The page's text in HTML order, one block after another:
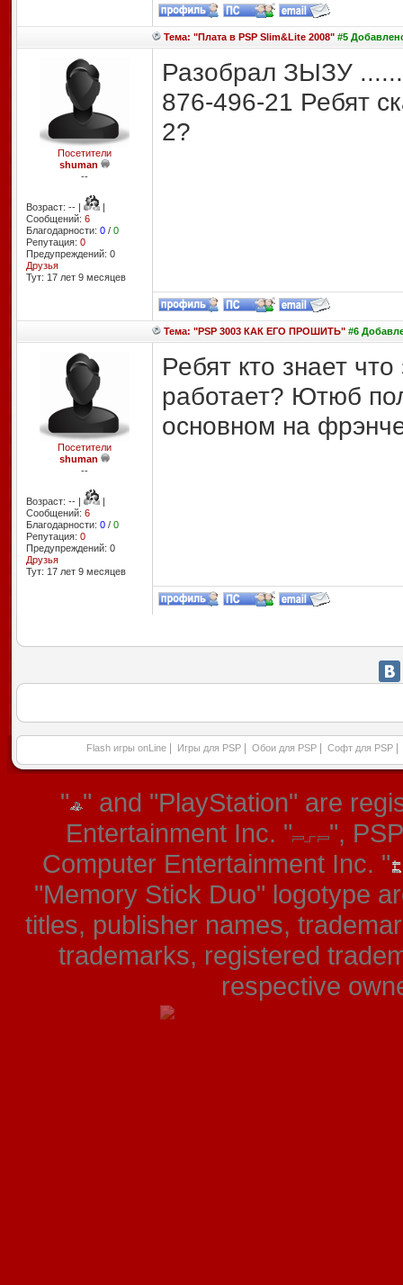
Тема: "Плата в PSP Slim&Lite 2008"#5
Посетители
shuman
--
Возраст: -- |
|
Сообщений: 6
Благодарности: 0/ 0
Репутация: 0
Предупреждений: 0
Друзья
Тут: 17 лет 9 месяцев
Разобрал ЗЫЗУ
876-496-21 Ребят
2?
Тема: "PSP 3003 КАК ЕГО ПРОШИТЬ"#6
Посетители
shuman
--
Возраст: -- |
|
Сообщений: 6
Благодарности: 0/ 0
Репутация: 0
Предупреждений: 0
Друзья
Тут: 17 лет 9 месяцев
Ребят кто знает
работает? Ютюб
основном на
Flash игры onLine Игры для PSP Обои для PSP Софт для PSP
" " and "PlayStation" are
Entertainment Inc. "
",
Computer Entertainment Inc. "
"Memory Stick Duo" logotype
titles, publisher names,
trademarks, registered
respective